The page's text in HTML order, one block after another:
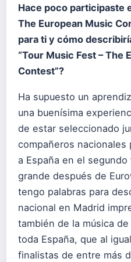
Hace poco participaste
The European Music
para ti y cómo
“Tour Music Fest – The
Contest”?
Ha supuesto un
una buenísima
de estar seleccionado
compañeros
a España en el
grande después de
tengo palabras para
nacional en Madrid
también de la música
toda España, que al
finalistas de entre más